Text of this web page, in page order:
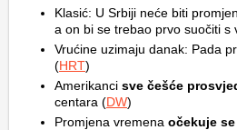
Klasić: U Srbiji neće biti
a on bi se trebao prvo suočiti s
Vrućine uzimaju danak: Pada
(HRT)
Amerikanci sve češće
centara (DW)
Promjena vremena očekuje